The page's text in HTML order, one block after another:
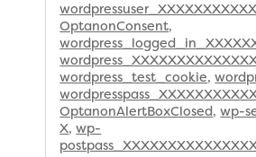
OptanonConsent,
wordpress_test_cookie,
OptanonAlertBoxClosed,wp-
X,wp-